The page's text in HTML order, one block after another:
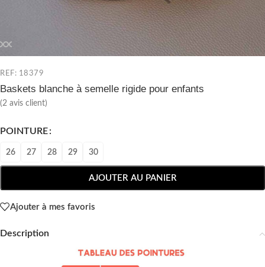
REF: 18379
Baskets blanche à semelle rigide pour enfants
(2 avis client)
POINTURE
26 27 28 29 30
AJOUTER AU PANIER
Ajouter à mes favoris
Description